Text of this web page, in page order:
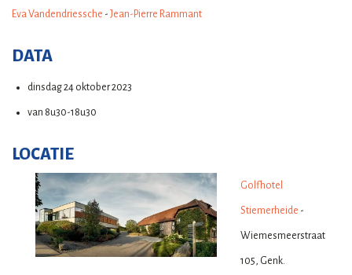
Eva Vandendriessche - Jean-Pierre Rammant
DATA
dinsdag 24 oktober 2023
van 8u30-18u30
LOCATIE
Golfhotel
Stiemerheide -
Wiemesmeerstraat
105, Genk.